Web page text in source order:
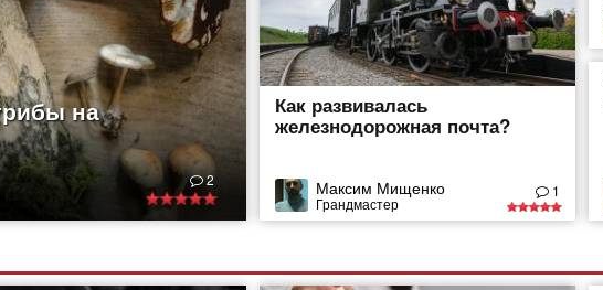
на
2
Как развивалась
железнодорожная почта?
Максим Мищенко
Грандмастер
1